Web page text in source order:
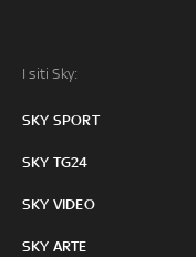
I siti Sky:
SKY SPORT
SKY TG24
SKY VIDEO
SKY ARTE